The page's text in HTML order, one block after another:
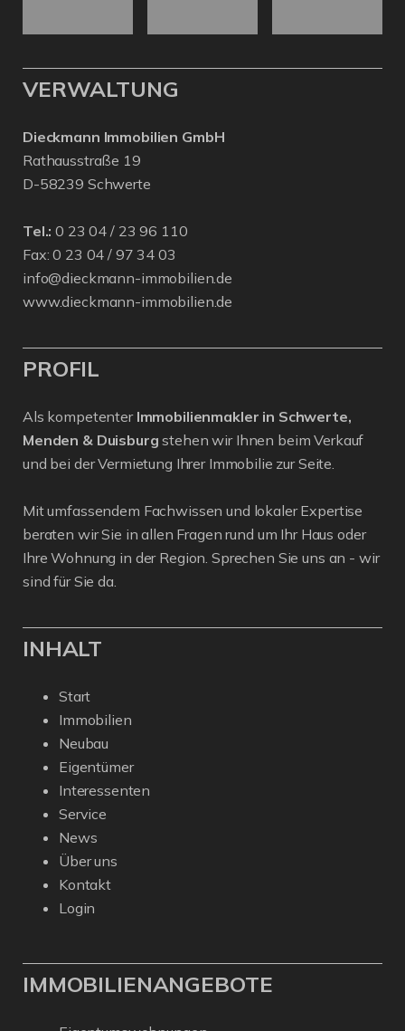
VERWALTUNG
Dieckmann Immobilien GmbH
Rathausstraße 19
D-58239 Schwerte
Tel.: 0 23 04 / 23 96 110
Fax: 0 23 04 / 97 34 03
info@dieckmann-immobilien.de
www.dieckmann-immobilien.de
PROFIL
Als kompetenter Immobilienmakler in Schwerte,
Menden & Duisburg stehen wir Ihnen beim Verkauf
und bei der Vermietung Ihrer Immobilie zur Seite.
Mit umfassendem Fachwissen und lokaler Expertise
beraten wir Sie in allen Fragen rund um Ihr Haus oder
Ihre Wohnung in der Region. Sprechen Sie uns an - wir
sind für Sie da.
INHALT
Start
Immobilien
Neubau
Eigentümer
Interessenten
Service
News
Über uns
Kontakt
Login
IMMOBILIENANGEBOTE